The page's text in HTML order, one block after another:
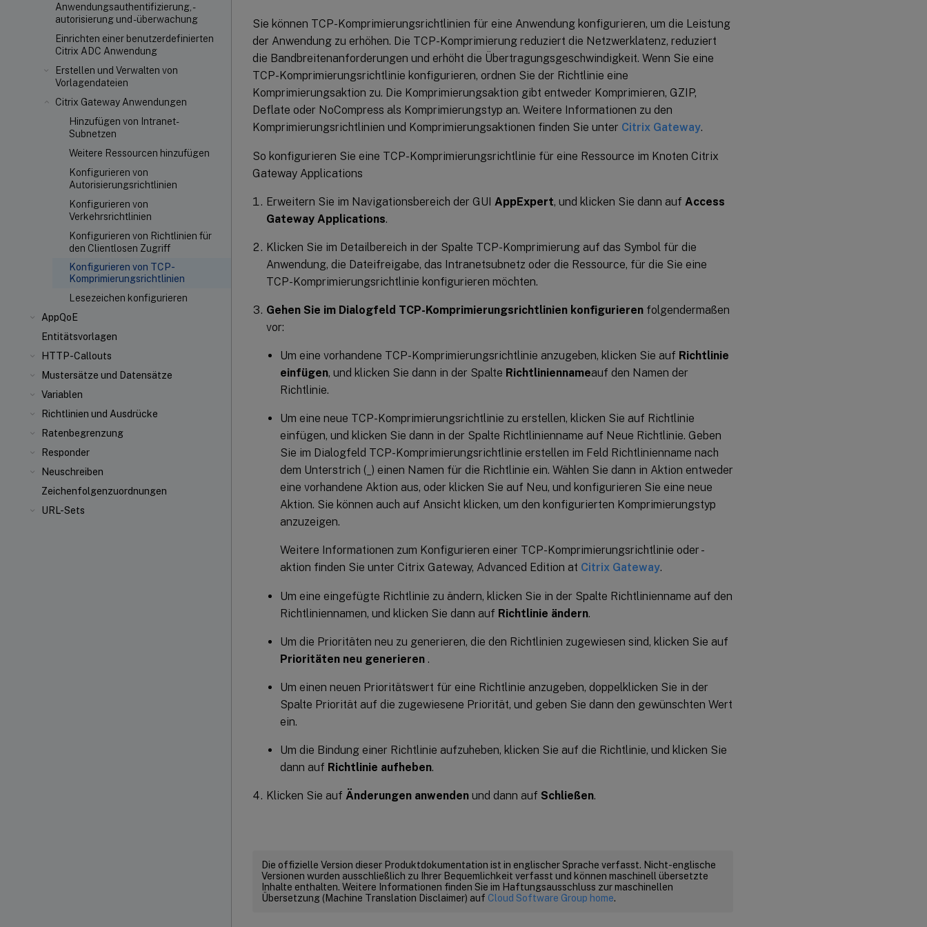
Anwendungsauthentifizierung, -
autorisierung und -überwachung
Einrichten einer benutzerdefinierten
Citrix ADC Anwendung
Erstellen und Verwalten von
Vorlagendateien
Citrix Gateway Anwendungen
Hinzufügen von Intranet-
Subnetzen
Weitere Ressourcen hinzufügen
Konfigurieren von
Autorisierungsrichtlinien
Konfigurieren von
Verkehrsrichtlinien
Konfigurieren von Richtlinien für
den Clientlosen Zugriff
Konfigurieren von TCP-
Komprimierungsrichtlinien
Lesezeichen konfigurieren
AppQoE
Entitätsvorlagen
HTTP-Callouts
Mustersätze und Datensätze
Variablen
Richtlinien und Ausdrücke
Ratenbegrenzung
Responder
Neuschreiben
Zeichenfolgenzuordnungen
URL-Sets
Sie können TCP-Komprimierungsrichtlinien für eine Anwendung konfigurieren, um die Leistung
der Anwendung zu erhöhen. Die TCP-Komprimierung reduziert die Netzwerklatenz, reduziert
die Bandbreitenanforderungen und erhöht die Übertragungsgeschwindigkeit. Wenn Sie eine
TCP-Komprimierungsrichtlinie konfigurieren, ordnen Sie der Richtlinie eine
Komprimierungsaktion zu. Die Komprimierungsaktion gibt entweder Komprimieren, GZIP,
Deflate oder NoCompress als Komprimierungstyp an. Weitere Informationen zu den
Komprimierungsrichtlinien und Komprimierungsaktionen finden Sie unter Citrix Gateway.
So konfigurieren Sie eine TCP-Komprimierungsrichtlinie für eine Ressource im Knoten Citrix
Gateway Applications
Erweitern Sie im Navigationsbereich der GUI AppExpert, und klicken Sie dann auf Access
Gateway Applications.
Klicken Sie im Detailbereich in der Spalte TCP-Komprimierung auf das Symbol für die
Anwendung, die Dateifreigabe, das Intranetsubnetz oder die Ressource, für die Sie eine
TCP-Komprimierungsrichtlinie konfigurieren möchten.
Gehen Sie im Dialogfeld TCP-Komprimierungsrichtlinien konfigurieren folgendermaßen
vor:
Um eine vorhandene TCP-Komprimierungsrichtlinie anzugeben, klicken Sie auf Richtlinie
einfügen, und klicken Sie dann in der Spalte Richtliniennameauf den Namen der
Richtlinie.
Um eine neue TCP-Komprimierungsrichtlinie zu erstellen, klicken Sie auf Richtlinie
einfügen, und klicken Sie dann in der Spalte Richtlinienname auf Neue Richtlinie. Geben
Sie im Dialogfeld TCP-Komprimierungsrichtlinie erstellen im Feld Richtlinienname nach
dem Unterstrich (_) einen Namen für die Richtlinie ein. Wählen Sie dann in Aktion entweder
eine vorhandene Aktion aus, oder klicken Sie auf Neu, und konfigurieren Sie eine neue
Aktion. Sie können auch auf Ansicht klicken, um den konfigurierten Komprimierungstyp
anzuzeigen.
Weitere Informationen zum Konfigurieren einer TCP-Komprimierungsrichtlinie oder -
aktion finden Sie unter Citrix Gateway, Advanced Edition at Citrix Gateway.
Um eine eingefügte Richtlinie zu ändern, klicken Sie in der Spalte Richtlinienname auf den
Richtliniennamen, und klicken Sie dann auf Richtlinie ändern.
Um die Prioritäten neu zu generieren, die den Richtlinien zugewiesen sind, klicken Sie auf
Prioritäten neu generieren .
Um einen neuen Prioritätswert für eine Richtlinie anzugeben, doppelklicken Sie in der
Spalte Priorität auf die zugewiesene Priorität, und geben Sie dann den gewünschten Wert
ein.
Um die Bindung einer Richtlinie aufzuheben, klicken Sie auf die Richtlinie, und klicken Sie
dann auf Richtlinie aufheben.
Klicken Sie auf Änderungen anwenden und dann auf Schließen.
Die offizielle Version dieser Produktdokumentation ist in englischer Sprache verfasst. Nicht-englische
Versionen wurden ausschließlich zu Ihrer Bequemlichkeit verfasst und können maschinell übersetzte
Inhalte enthalten. Weitere Informationen finden Sie im Haftungsausschluss zur maschinellen
Übersetzung (Machine Translation Disclaimer) auf Cloud Software Group home.